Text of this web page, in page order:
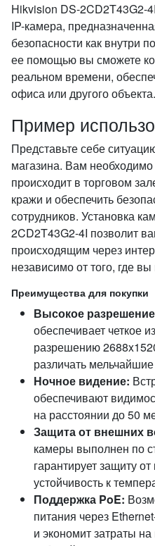
Hikvision DS-2CD2T43G2-
IP-камера,
безопасности как внутри
ее помощью вы сможете
реальном времени,
офиса или другого объекта.
Пример
Представьте себе
магазина. Вам необходимо
происходит в торговом
кражи и обеспечить
сотрудников. Установка
2CD2T43G2-4I позволит
происходящим через
независимо от того, где
Преимущества для покупки
Высокое
обеспечивает четкое
разрешению
различать
Ночное видение:
обеспечивают
на расстоянии до 50
Защита от внешних
камеры выполнен по
гарантирует защиту
устойчивость к
Поддержка PoE:
питания через
и экономит затраты